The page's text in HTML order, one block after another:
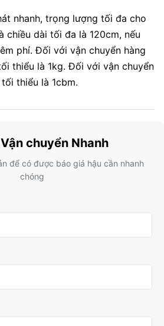
nhanh, trọng lượng tối đa cho
chiều dài tối đa là 120cm, nếu
phí. Đối với vận chuyển hàng
thiểu là 1kg. Đối với vận chuyển
thiểu là 1cbm.
chuyển Nhanh
để có được báo giá hậu cần nhanh
chóng